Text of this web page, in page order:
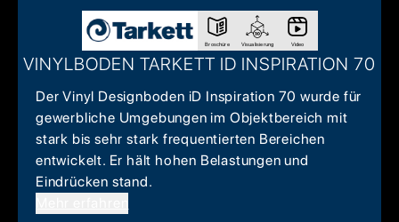
Broschüre Visualisierung Video
VINYLBODEN TARKETT ID INSPIRATION 70
Der Vinyl Designboden iD Inspiration 70 wurde für
gewerbliche Umgebungen im Objektbereich mit
stark bis sehr stark frequentierten Bereichen
entwickelt. Er hält hohen Belastungen und
Eindrücken stand.